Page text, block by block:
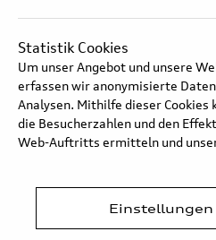
Torsen-Differenzial
Statistik Cookies
Um unser Angebot und unsere
erfassen wir anonymisierte
Analysen. Mithilfe dieser Cookies
die Besucherzahlen und den
Web-Auftritts ermitteln und